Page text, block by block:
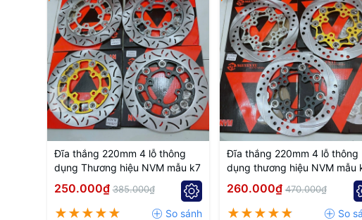
Đĩa thắng 220mm 4 lỗ thông
dụng Thương hiệu NVM mẫu k7
250.000₫ 385.000₫
Đĩa thắng 220mm 4 lỗ thông
dụng thương hiệu NVM mẫu
260.000₫ 470.000₫